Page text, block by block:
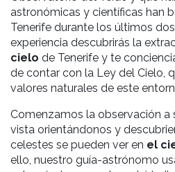
astronómicas y científicas han
Tenerife durante los últimos
experiencia descubrirás la
cielo de Tenerife y te
de contar con la Ley del Cielo,
valores naturales de este
Comenzamos la observación a
vista orientándonos y
celestes se pueden ver en el
ello, nuestro guía-astrónomo